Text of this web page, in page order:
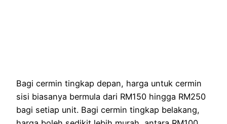
Bagi cermin tingkap depan, harga untuk cermin
sisi biasanya bermula dari RM150 hingga RM250
bagi setiap unit. Bagi cermin tingkap belakang,